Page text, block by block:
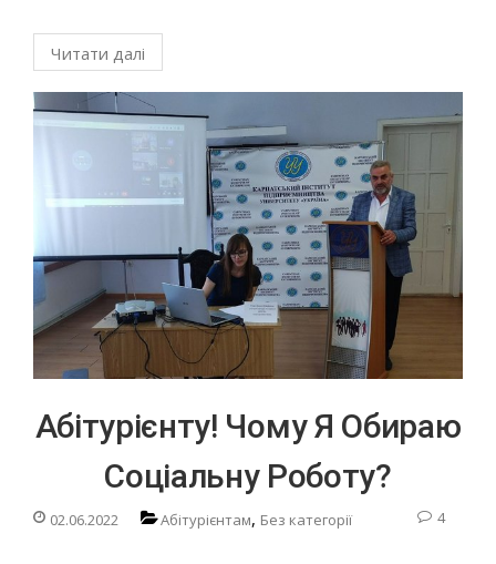
Читати далі
Абітурієнту! Чому Я Обираю
Соціальну Роботу?
02.06.2022 Абітурієнтам, Без категорії 4